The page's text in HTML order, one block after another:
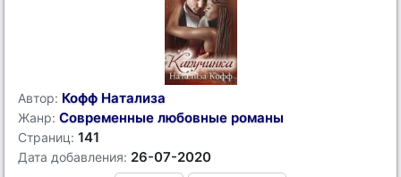
Автор: Кофф Натализа
Жанр: Современные любовные романы
Страниц: 141
Дата добавления: 26-07-2020